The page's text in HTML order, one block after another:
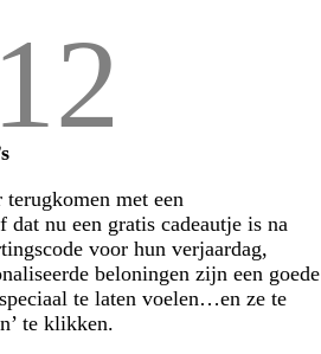
12
terugkomen met een
nu een gratis cadeautje is na
voor hun verjaardag,
beloningen zijn een goede
te laten voelen…en ze te
te klikken.